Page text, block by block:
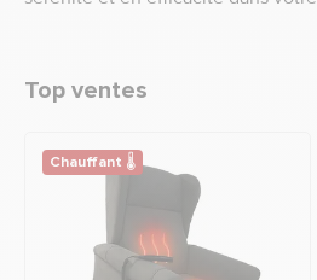
Top ventes
Chauffant 🌡